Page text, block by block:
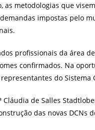
as metodologias que
impostas pelo
profissionais da área
confirmados. Na
do Sistema
de Salles
das novas DCNs